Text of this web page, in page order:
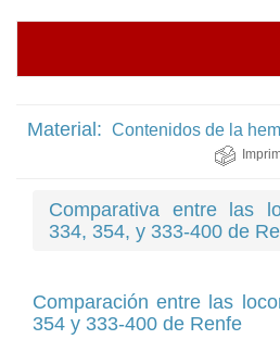
Material: Contenidos de la
Comparativa entre las
334, 354, y 333-400 de
Comparación entre las
354 y 333-400 de Renfe